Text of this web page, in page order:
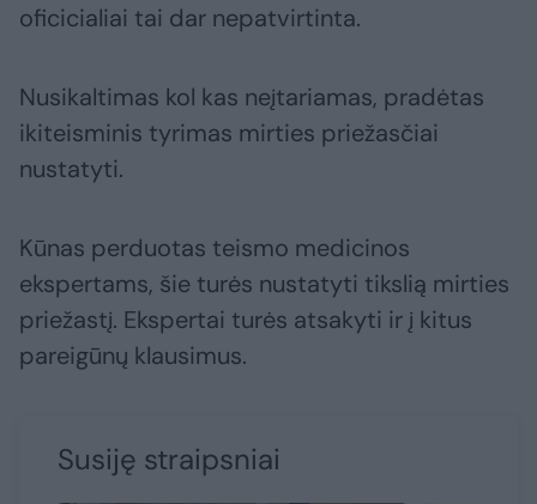
oficicialiai tai dar nepatvirtinta.
Nusikaltimas kol kas neįtariamas, pradėtas
ikiteisminis tyrimas mirties priežasčiai
nustatyti.
Kūnas perduotas teismo medicinos
ekspertams, šie turės nustatyti tikslią mirties
priežastį. Ekspertai turės atsakyti ir į kitus
pareigūnų klausimus.
Susiję straipsniai